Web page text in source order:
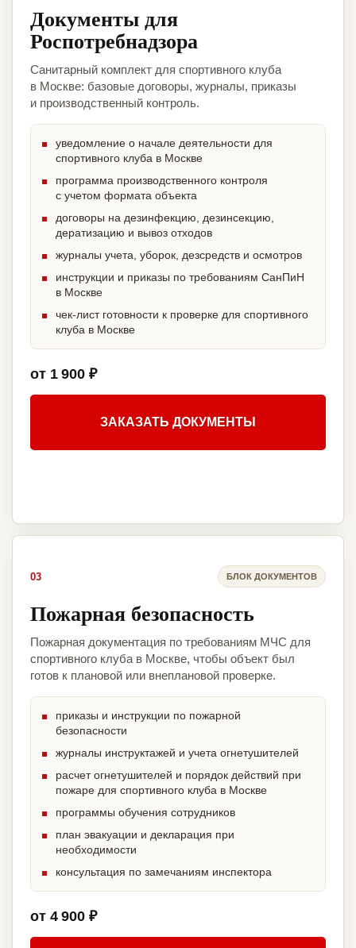
Документы для
Роспотребнадзора
Санитарный комплект для спортивного клуба
в Москве: базовые договоры, журналы, приказы
и производственный контроль.
уведомление о начале деятельности для
спортивного клуба в Москве
программа производственного контроля
с учетом формата объекта
договоры на дезинфекцию, дезинсекцию,
дератизацию и вывоз отходов
журналы учета, уборок, дезсредств и осмотров
инструкции и приказы по требованиям СанПиН
в Москве
чек-лист готовности к проверке для спортивного
клуба в Москве
от 1 900 ₽
ЗАКАЗАТЬ ДОКУМЕНТЫ
03 БЛОК ДОКУМЕНТОВ
Пожарная безопасность
Пожарная документация по требованиям МЧС для
спортивного клуба в Москве, чтобы объект был
готов к плановой или внеплановой проверке.
приказы и инструкции по пожарной
безопасности
журналы инструктажей и учета огнетушителей
расчет огнетушителей и порядок действий при
пожаре для спортивного клуба в Москве
программы обучения сотрудников
план эвакуации и декларация при
необходимости
консультация по замечаниям инспектора
от 4 900 ₽